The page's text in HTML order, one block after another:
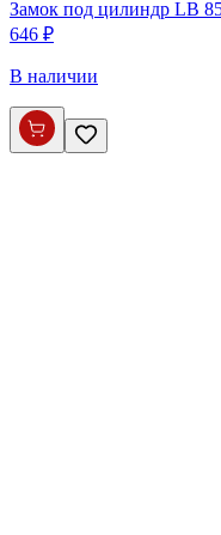
Замок под цилиндр LB
646 ₽
В наличии